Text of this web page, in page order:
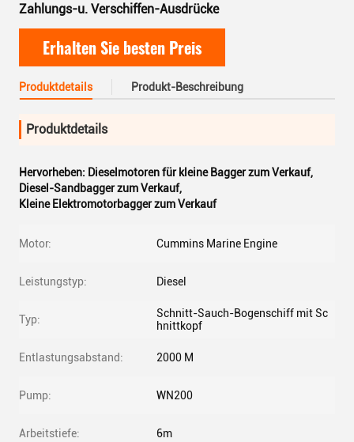
Zahlungs-u. Verschiffen-Ausdrücke
Erhalten Sie besten Preis
Produktdetails Produkt-Beschreibung
Produktdetails
Hervorheben: Dieselmotoren für kleine Bagger zum Verkauf,
Diesel-Sandbagger zum Verkauf,
Kleine Elektromotorbagger zum Verkauf
Motor: Cummins Marine Engine
Leistungstyp: Diesel
Typ:
Schnitt-Sauch-Bogenschiff mit Sc
hnittkopf
Entlastungsabstand: 2000 M
Pump: WN200
Arbeitstiefe: 6m